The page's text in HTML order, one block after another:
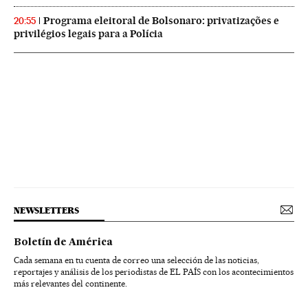
20:55
Programa eleitoral de Bolsonaro: privatizações e
privilégios legais para a Polícia
NEWSLETTERS
Boletín de América
Cada semana en tu cuenta de correo una selección de las noticias,
reportajes y análisis de los periodistas de EL PAÍS con los acontecimientos
más relevantes del continente.